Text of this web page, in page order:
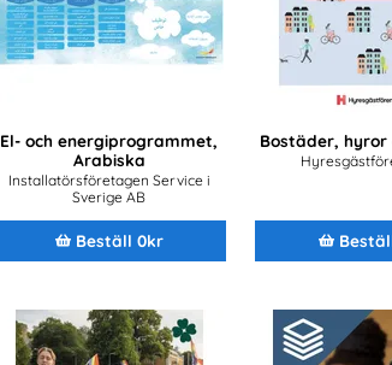
El- och energiprogrammet,
Arabiska
Installatörsföretagen Service i
Sverige AB
Beställ 0kr
Bostäder, hyror